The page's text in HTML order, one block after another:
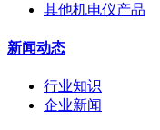
其他机电仪产品
新闻动态
行业知识
企业新闻